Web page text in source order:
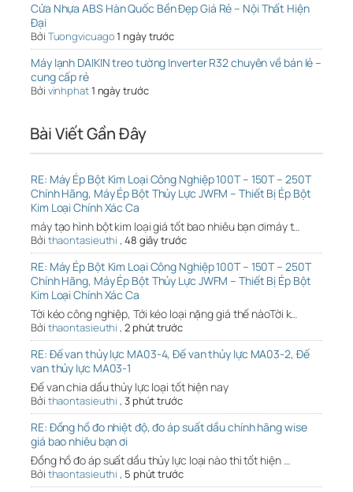
Cửa Nhựa ABS Hàn Quốc Bền Đẹp Giá Rẻ – Nội Thất Hiện
Đại
Bởi Tuongvicuago1 ngày trước
Máy lạnh DAIKIN treo tường Inverter R32 chuyên về bán lẻ –
cung cấp rẻ
Bởi vinhphat1 ngày trước
Bài Viết Gần Đây
RE: Máy Ép Bột Kim Loại Công Nghiệp 100T – 150T – 250T
Chính Hãng, Máy Ép Bột Thủy Lực JWFM – Thiết Bị Ép Bột
Kim Loại Chính Xác Ca
máy tạo hình bột kim loại giá tốt bao nhiêu bạn ơimáy t…
Bởi thaontasieuthi , 48 giây trước
RE: Máy Ép Bột Kim Loại Công Nghiệp 100T – 150T – 250T
Chính Hãng, Máy Ép Bột Thủy Lực JWFM – Thiết Bị Ép Bột
Kim Loại Chính Xác Ca
Tời kéo công nghiệp, Tới kéo loại nặng giá thế nàoTời k…
Bởi thaontasieuthi , 2 phút trước
RE: Đế van thủy lực MA03-4, Đế van thủy lực MA03-2, Đế
van thủy lực MA03-1
Đế van chia dầu thủy lực loại tốt hiện nay
Bởi thaontasieuthi , 3 phút trước
RE: Đồng hồ đo nhiệt độ, đo áp suất dầu chính hãng wise
giá bao nhiêu bạn ơi
Đồng hồ đo áp suất dầu thủy lực loại nào thì tốt hiện …
Bởi thaontasieuthi , 5 phút trước